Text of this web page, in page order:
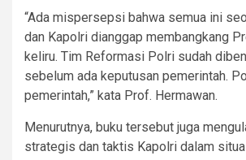
“Ada mispersepsi bahwa semua ini
dan Kapolri dianggap membangkang
keliru. Tim Reformasi Polri sudah
sebelum ada keputusan pemerintah.
pemerintah,” kata Prof. Hermawan.
Menurutnya, buku tersebut juga
strategis dan taktis Kapolri dalam